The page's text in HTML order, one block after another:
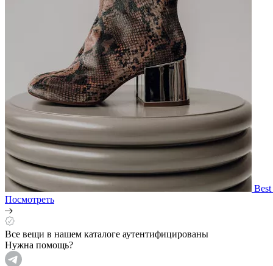
Best
Посмотреть
Все вещи в нашем каталоге аутентифицированы
Нужна помощь?